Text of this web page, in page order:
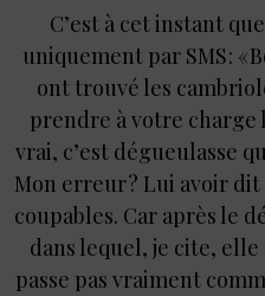
C’est à cet instant
uniquement par SMS : «
ont trouvé les
prendre à votre charge
vrai, c’est dégueulasse
Mon erreur ? Lui avoir
coupables. Car après le
dans lequel, je cite, elle
passe pas vraiment